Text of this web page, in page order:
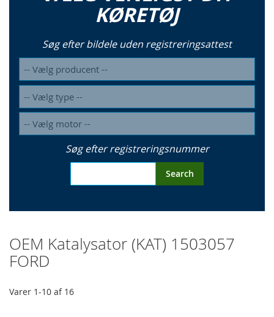
KØRETØJ
Søg efter bildele uden registreringsattest
Søg efter registreringsnummer
Search
OEM Katalysator (KAT) 1503057
FORD
Varer 1-10 af 16